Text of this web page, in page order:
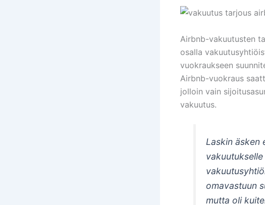
Airbnb-vakuutusten
osalla
vuokraukseen
Airbnb-vuokraus
jolloin vain
vakuutus.
Laskin äsken
omavastuun
mutta oli